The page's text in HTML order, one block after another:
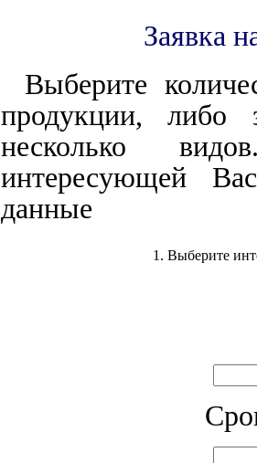
Заявка
Выберите
продукции, либо
несколько
интересующей
данные
1. Выберите